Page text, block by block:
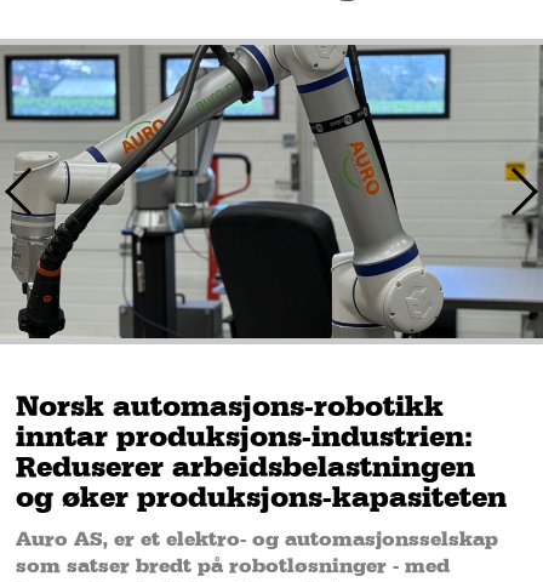
Norsk automasjons-robotikk
inntar produksjons-industrien:
Reduserer arbeidsbelastningen
og øker produksjons-kapasiteten
Auro AS, er et elektro- og automasjonsselskap
som satser bredt på robotløsninger - med